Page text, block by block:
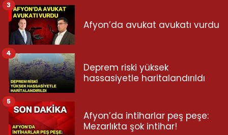
Afyon’da avukat avukatı vurdu
3
Deprem riski yüksek
hassasiyetle haritalandırıldı
4
Afyon’da intiharlar peş peşe:
Mezarlıkta şok intihar!
5